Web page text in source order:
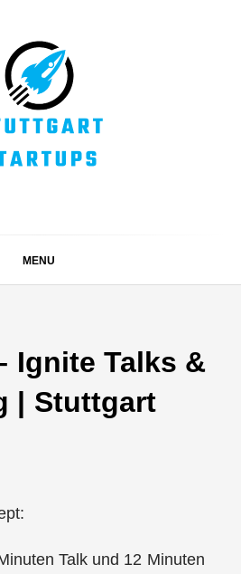
MENU
Ignite Talks &
| Stuttgart
Talk und 12 Minuten